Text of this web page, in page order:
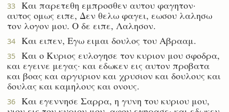
33
Και παρετεθη εμπροσθεν αυτου φαγητον·
αυτος ομως ειπε, Δεν θελω φαγει, εωσου λαλησω
τον λογον μου. Ο δε ειπε, Λαλησον.
34 Και ειπεν, Εγω ειμαι δουλος του Αβρααμ.
35
Και ο Κυριος ευλογησε τον κυριον μου σφοδρα,
και εγεινε μεγας· και εδωκεν εις αυτον προβατα
και βοας και αργυριον και χρυσιον και δουλους και
δουλας και καμηλους και ονους.
36
Και εγεννησε Σαρρα, η γυνη του κυριου μου,